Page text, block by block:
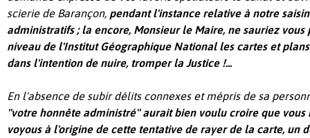
scierie de Barançon, pendant l'instance relative à notre
administratifs ; la encore, Monsieur le Maire, ne sauriez vous
niveau de l'Institut Géographique National les cartes et
dans l'intention de nuire, tromper la Justice !...
En l'absence de subir délits connexes et mépris de sa
''votre honnête administré'' aurait bien voulu croire que vous
voyous à l'origine de cette tentative de rayer de la carte, un